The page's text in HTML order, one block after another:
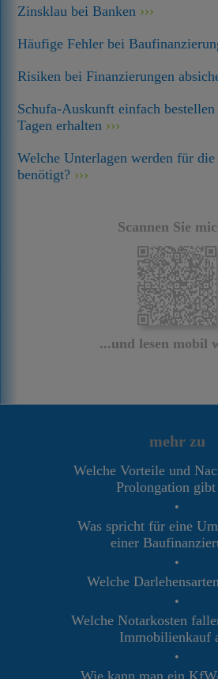
Zinsklau bei Banken
Häufige Fehler bei
Risiken bei Finanzierungen
Schufa-Auskunft einfach
Tagen erhalten
Welche Unterlagen werden für
benötigt?
Scannen Sie
...und lesen mobil
mehr zu
Welche Vorteile und
Prolongation gibt
•
Was spricht für eine
einer
•
Welche
•
Welche Notarkosten
Immobilienkauf
•
Wie kann man ein